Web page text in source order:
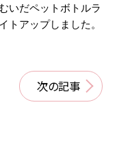
いだペットボトルラ
トアップしました。
次の記事